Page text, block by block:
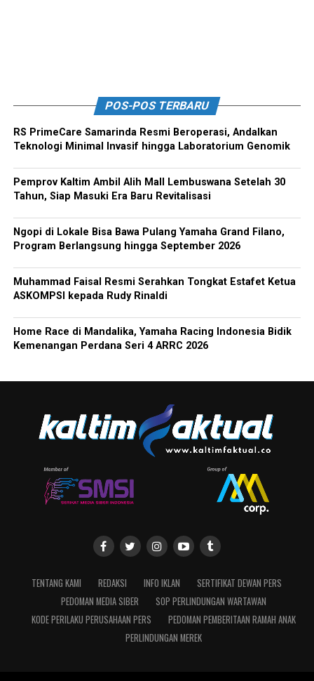
POS-POS TERBARU
RS PrimeCare Samarinda Resmi Beroperasi, Andalkan
Teknologi Minimal Invasif hingga Laboratorium Genomik
Pemprov Kaltim Ambil Alih Mall Lembuswana Setelah 30
Tahun, Siap Masuki Era Baru Revitalisasi
Ngopi di Lokale Bisa Bawa Pulang Yamaha Grand Filano,
Program Berlangsung hingga September 2026
Muhammad Faisal Resmi Serahkan Tongkat Estafet Ketua
ASKOMPSI kepada Rudy Rinaldi
Home Race di Mandalika, Yamaha Racing Indonesia Bidik
Kemenangan Perdana Seri 4 ARRC 2026
TENTANG KAMI REDAKSI INFO IKLAN
SERTIFIKAT DEWAN PERS
PEDOMAN MEDIA SIBER
SOP PERLINDUNGAN WARTAWAN
KODE PERILAKU PERUSAHAAN PERS
PEDOMAN PEMBERITAAN RAMAH ANAK
PERLINDUNGAN MEREK